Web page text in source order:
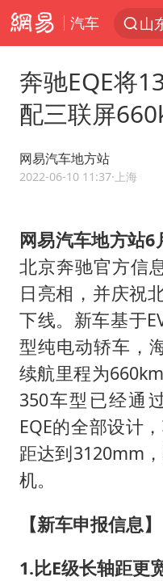
汽车
山
探
美
要
“
奔驰EQE将
配三联屏
网易汽车地方站
2022-06-10 11:37·上海
网易汽车地方站6
北京奔驰官方信
日亮相，并庆祝
下线。新车基于
型纯电动轿车，
续航里程为
350车型已经通
EQE的全部设计
距达到3120mm
机。
【新车申报信息】
1.比E级长轴距更